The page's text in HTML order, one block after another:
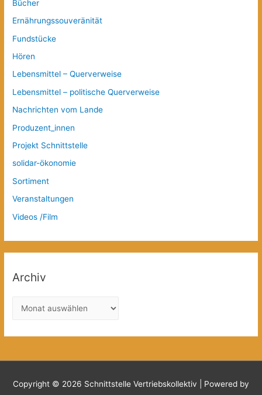
Bücher
Ernährungssouveränität
Fundstücke
Hören
Lebensmittel – Querverweise
Lebensmittel – politische Querverweise
Nachrichten vom Lande
Produzent_innen
Projekt Schnittstelle
solidar-ökonomie
Sortiment
Veranstaltungen
Videos /Film
Archiv
c
v
Copyright © 2026 Schnittstelle Vertriebskollektiv | Powered by